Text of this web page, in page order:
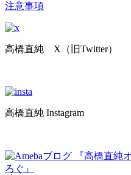
注意事項
高橋直純 X（旧Twitter）
高橋直純 Instagram